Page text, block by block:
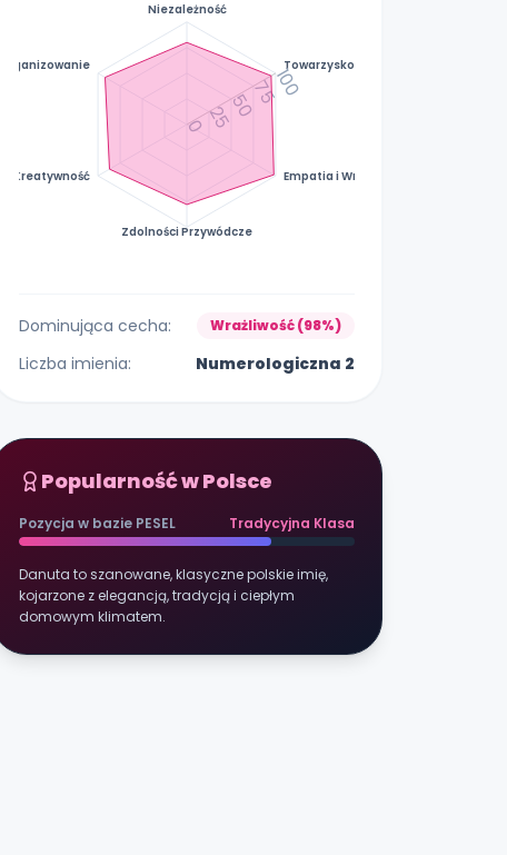
Niezależność
Towarzyskość
Empatia i Wrażliwość
Zdolności Przywódcze
Kreatywność
Zorganizowanie
0255075100
Dominująca cecha: Wrażliwość (98%)
Liczba imienia: Numerologiczna 2
Popularność w Polsce
Pozycja w bazie PESEL Tradycyjna Klasa
Danuta to szanowane, klasyczne polskie imię,
kojarzone z elegancją, tradycją i ciepłym
domowym klimatem.